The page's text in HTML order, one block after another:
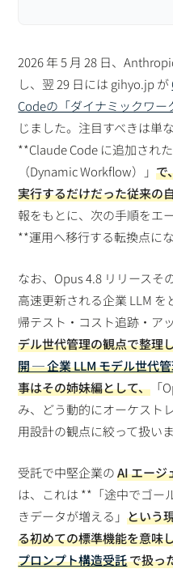
2026 年 5 月 28 日、
し、翌 29 日には gihyo.jp が
Codeの「ダイナミックワ
じました。注目すべきは単
**Claude Code に追加され
（Dynamic Workflow）」で
実行するだけだった従来の
報をもとに、次の手順をエ
**運用へ移行する転換点にな
なお、Opus 4.8 リリースそ
高速更新される企業 LLM
帰テスト・コスト追跡・ア
デル世代管理の観点で整理
開 ─ 企業 LLM モデル世代
事はその姉妹編として、 「
み、どう動的にオーケスト
用設計の観点に絞って扱いま
受託で中堅企業のAI エージ
は、これは **「途中でゴー
きデータが増える」という
る初めての標準機能を意味
プロンプト構造受託で扱っ